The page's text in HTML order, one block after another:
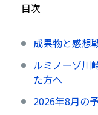
目次
成果物と感想
ルミノーゾ川
た方へ
2026年8月の